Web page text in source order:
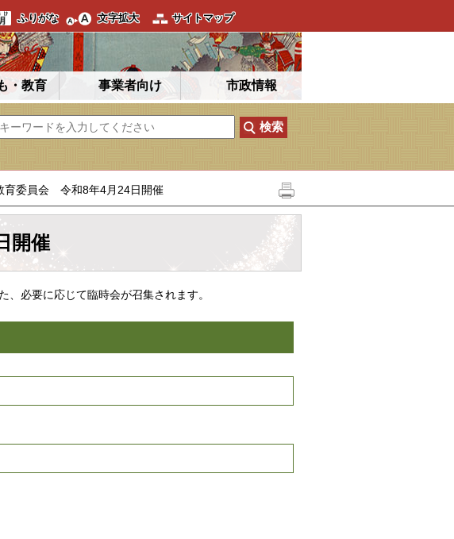
ふりがな 文字拡大 サイトマップ
・教育 事業者向け 市政情報
育委員会 令和8年4月24日開催
開催
必要に応じて臨時会が召集されます。